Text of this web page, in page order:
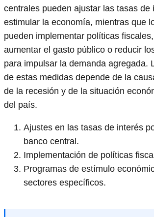
centrales pueden ajustar las tasas de
estimular la economía, mientras que
pueden implementar políticas
aumentar el gasto público o reducir
para impulsar la demanda agregada.
de estas medidas depende de la
de la recesión y de la situación
del país.
Ajustes en las tasas de interés
banco central.
Implementación de políticas
Programas de estímulo
sectores específicos.